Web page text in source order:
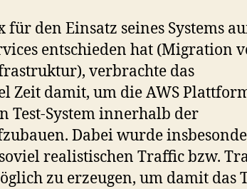
für den Einsatz seines Systems
entschieden hat (Migration
verbrachte das
Zeit damit, um die AWS
Test-System innerhalb der
Dabei wurde
realistischen Traffic bzw.
zu erzeugen, um damit das